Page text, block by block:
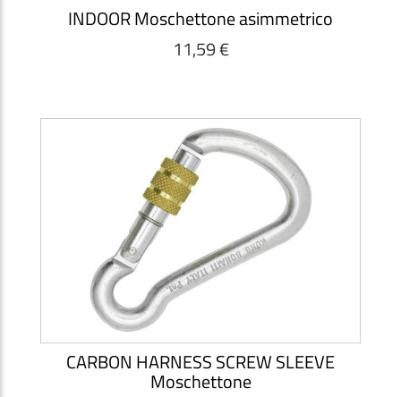
INDOOR Moschettone asimmetrico
11,59 €
CARBON HARNESS SCREW SLEEVE
Moschettone